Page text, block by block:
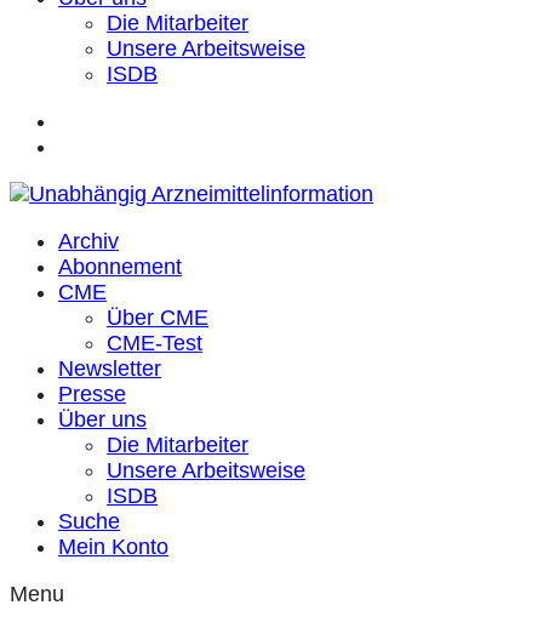
Die Mitarbeiter
Unsere Arbeitsweise
ISDB
Archiv
Abonnement
CME
Über CME
CME-Test
Newsletter
Presse
Über uns
Die Mitarbeiter
Unsere Arbeitsweise
ISDB
Suche
Mein Konto
Menu